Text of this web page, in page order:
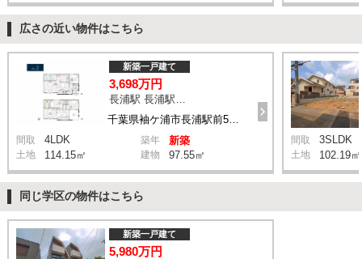
広さの近い物件はこちら
千葉県袖ケ浦市長浦駅前5丁目
新築一戸建て
3,698万円
長浦駅 長浦駅前５丁目 バス4分 停歩6分
間取 4LDK 築年 新築
土地 114.15㎡ 建物 97.55㎡
間取 3SLDK
土地 102.19㎡
同じ学区の物件はこちら
新築一戸建て
5,980万円